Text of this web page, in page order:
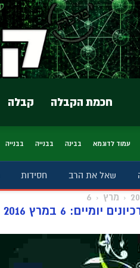
קבלה חכמת הקבלה
עמוד לדוגמא בבינה בבנייה בבנייה
שאל את הרב חסידות
מרץ 6
יומיים: 6 במרץ 2016